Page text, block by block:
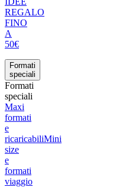
REGALO
FINO
A
50€
Formati
speciali
Formati
speciali
Maxi
formati
e
ricaricabiliMini
size
e
formati
viaggio